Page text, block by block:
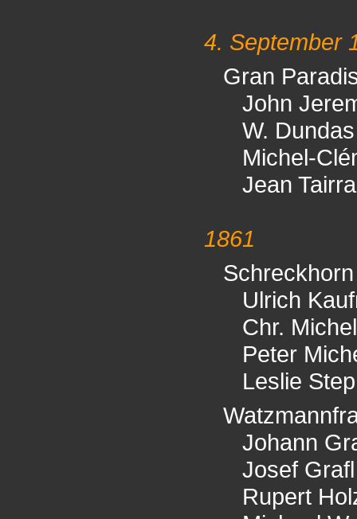
4. September
Gran
John
W. Dundas
Michel-
Jean
1861
Schreckhorn
Ulrich
Chr. Michel
Peter
Leslie
Johann
Josef Grafl
Rupert